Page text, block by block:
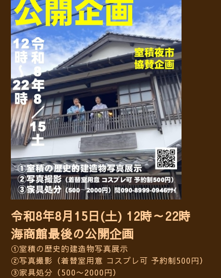
令和8年8月15日(土) 12時～22時
海商館最後の公開企画
①室積の歴史的建造物写真展示
②写真撮影（着替室用意 コスプレ可 予約制500円）
③家具処分（500〜2000円）